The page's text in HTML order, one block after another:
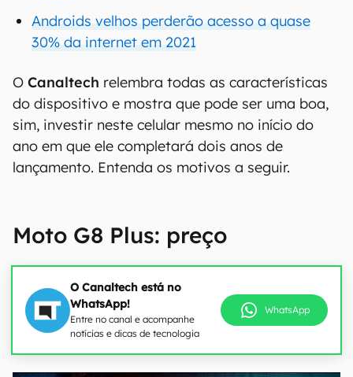
Androids velhos perderão acesso a quase
30% da internet em 2021
O Canaltech relembra todas as características
do dispositivo e mostra que pode ser uma boa,
sim, investir neste celular mesmo no início do
ano em que ele completará dois anos de
lançamento. Entenda os motivos a seguir.
Moto G8 Plus: preço
O Canaltech está no
WhatsApp!
Entre no canal e acompanhe
notícias e dicas de tecnologia
WhatsApp